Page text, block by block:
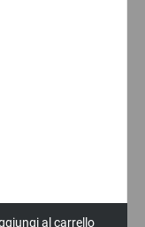
al carrello